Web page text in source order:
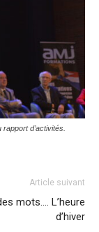
d’activités.
Article suivant
mots…. L’heure
d’hiver